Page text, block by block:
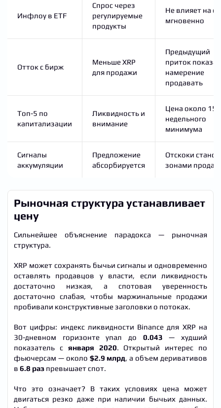
Инфлоу в ETF
Спрос через
регулируемые
продукты
Не влияет на
мгновенно
Отток с бирж
Меньше XRP
для продажи
Предыдущий
приток показал
намерение
продавать
Топ-5 по
капитализации
Ликвидность и
внимание
Цена около 15-
недельного
минимума
Сигналы
аккумуляции
Предложение
абсорбируется
Отскоки
зонами продаж
Рыночная структура устанавливает
цену
Сильнейшее объяснение парадокса — рыночная
структура.
XRP может сохранять бычьи сигналы и одновременно
оставлять продавцов у власти, если ликвидность
достаточно низкая, а спотовая уверенность
достаточно слабая, чтобы маржинальные продажи
пробивали конструктивные заголовки о потоках.
Вот цифры: индекс ликвидности Binance для XRP на
30-дневном горизонте упал до 0.043 — худший
показатель с января 2020. Открытый интерес по
фьючерсам — около $2.9 млрд, а объем деривативов
в 6.8 раз превышает спот.
Что это означает? В таких условиях цена может
двигаться резко даже при наличии бычьих данных.